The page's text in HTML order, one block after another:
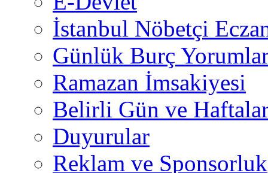
İstanbul Nöbetçi
Günlük Burç
Ramazan İmsakiyesi
Belirli Gün ve
Duyurular
Reklam ve Sponsorluk